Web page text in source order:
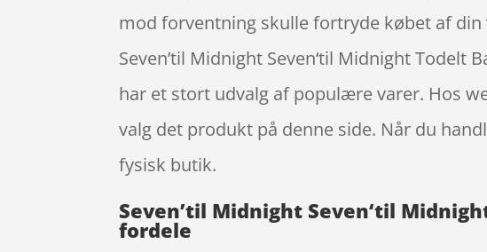
mod forventning skulle fortryde købet af
Seven’til Midnight Seven‘til Midnight Todelt
har et stort udvalg af populære varer. Hos
valg det produkt på denne side. Når du
fysisk butik.
Seven’til Midnight Seven‘til
fordele